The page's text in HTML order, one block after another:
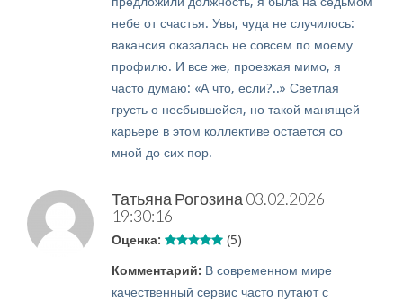
небе от счастья. Увы, чуда не случилось:
вакансия оказалась не совсем по моему
профилю. И все же, проезжая мимо, я
часто думаю: «А что, если?..» Светлая
грусть о несбывшейся, но такой манящей
карьере в этом коллективе остается со
мной до сих пор.
Татьяна Рогозина 03.02.2026
19:30:16
Оценка: (5)
Комментарий: В современном мире
качественный сервис часто путают с